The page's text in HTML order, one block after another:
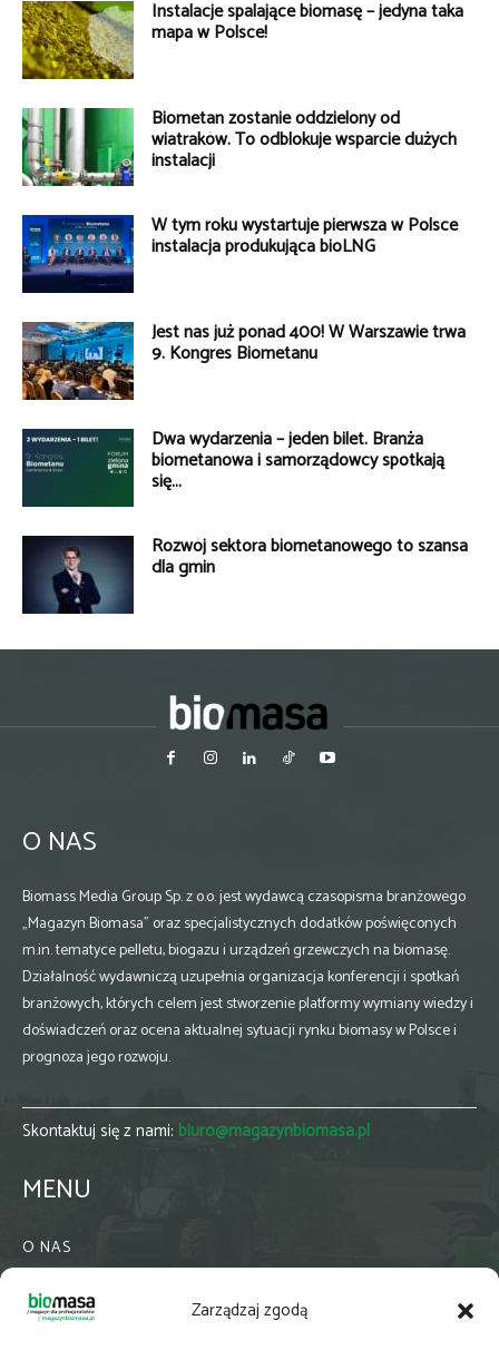
Zarządzaj zgodą
Instalacje spalające biomasę – jedyna taka
mapa w Polsce!
Biometan zostanie oddzielony od
wiatraków. To odblokuje wsparcie dużych
instalacji
W tym roku wystartuje pierwsza w Polsce
instalacja produkująca bioLNG
Jest nas już ponad 400! W Warszawie trwa
9. Kongres Biometanu
Dwa wydarzenia – jeden bilet. Branża
biometanowa i samorządowcy spotkają
się...
Rozwój sektora biometanowego to szansa
dla gmin
O NAS
Biomass Media Group Sp. z o.o. jest wydawcą czasopisma branżowego
„Magazyn Biomasa” oraz specjalistycznych dodatków poświęconych
m.in. tematyce pelletu, biogazu i urządzeń grzewczych na biomasę.
Działalność wydawniczą uzupełnia organizacja konferencji i spotkań
branżowych, których celem jest stworzenie platformy wymiany wiedzy i
doświadczeń oraz ocena aktualnej sytuacji rynku biomasy w Polsce i
prognoza jego rozwoju.
Skontaktuj się z nami: biuro@magazynbiomasa.pl
MENU
O NAS
WSPÓŁPRACA